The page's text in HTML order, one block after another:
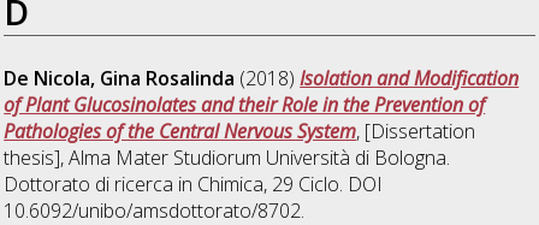
D
De Nicola, Gina Rosalinda (2018)Isolation and Modification
of Plant Glucosinolates and their Role in the Prevention of
Pathologies of the Central Nervous System, [Dissertation
thesis], Alma Mater Studiorum Università di Bologna.
Dottorato di ricerca in Chimica, 29 Ciclo. DOI
10.6092/unibo/amsdottorato/8702.